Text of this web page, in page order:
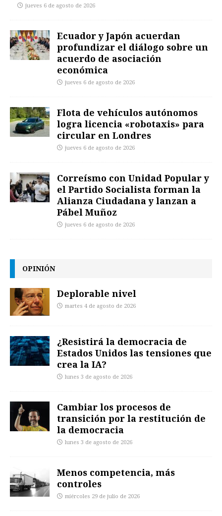
jueves 6 de agosto de 2026
Ecuador y Japón acuerdan
profundizar el diálogo sobre un
acuerdo de asociación
económica
jueves 6 de agosto de 2026
Flota de vehículos autónomos
logra licencia «robotaxis» para
circular en Londres
jueves 6 de agosto de 2026
Correísmo con Unidad Popular y
el Partido Socialista forman la
Alianza Ciudadana y lanzan a
Pábel Muñoz
jueves 6 de agosto de 2026
OPINIÓN
Deplorable nivel
martes 4 de agosto de 2026
¿Resistirá la democracia de
Estados Unidos las tensiones que
crea la IA?
lunes 3 de agosto de 2026
Cambiar los procesos de
transición por la restitución de
la democracia
lunes 3 de agosto de 2026
Menos competencia, más
controles
miércoles 29 de julio de 2026